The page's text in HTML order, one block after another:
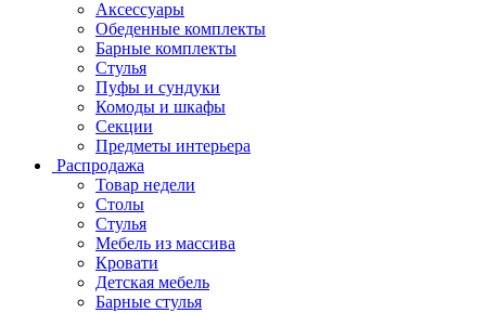
Аксессуары
Обеденные комплекты
Барные комплекты
Стулья
Пуфы и сундуки
Комоды и шкафы
Секции
Предметы интерьера
Распродажа
Товар недели
Столы
Стулья
Мебель из массива
Кровати
Детская мебель
Барные стулья